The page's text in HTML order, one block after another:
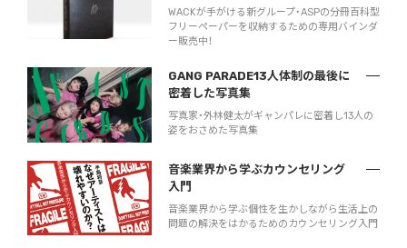
WACKが手がける新グループ・ASPの分冊百科型
フリーペーパーを収納するための専用バインダ
ー販売中！
GANG PARADE13人体制の最後に
密着した写真集
写真家・外林健太がギャンパレに密着し13人の
姿をおさめた写真集
音楽業界から学ぶカウンセリング
入門
音楽業界から学ぶ個性を生かしながら生活上の
問題の解決をはかるためのカウンセリング入門